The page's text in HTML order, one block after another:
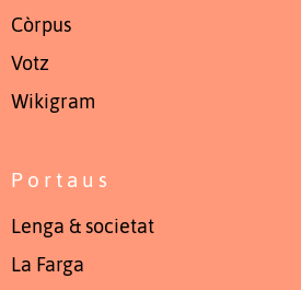
Còrpus
Votz
Wikigram
Portaus
Lenga & societat
La Farga